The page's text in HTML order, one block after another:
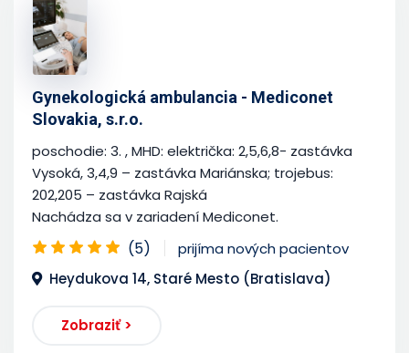
Gynekologická ambulancia - Mediconet
Slovakia, s.r.o.
poschodie: 3. , MHD: električka: 2,5,6,8- zastávka
Vysoká, 3,4,9 – zastávka Mariánska; trojebus:
202,205 – zastávka Rajská
Nachádza sa v zariadení Mediconet.
(5)
prijíma nových pacientov
Heydukova 14, Staré Mesto (Bratislava)
Zobraziť >